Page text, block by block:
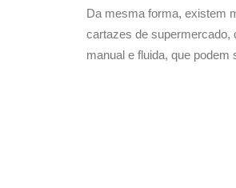
Da mesma forma, existem
cartazes de supermercado,
manual e fluida, que